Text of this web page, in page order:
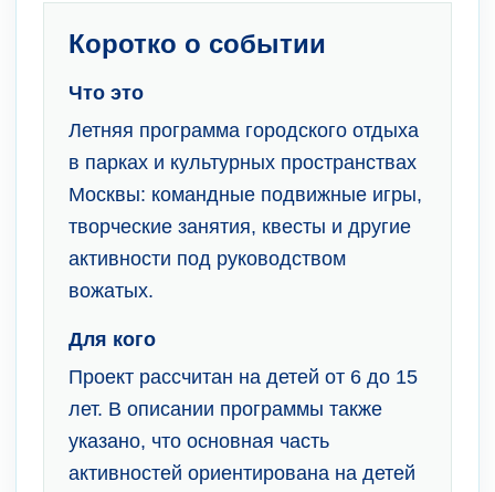
Коротко о событии
Что это
Летняя программа городского отдыха
в парках и культурных пространствах
Москвы: командные подвижные игры,
творческие занятия, квесты и другие
активности под руководством
вожатых.
Для кого
Проект рассчитан на детей от 6 до 15
лет. В описании программы также
указано, что основная часть
активностей ориентирована на детей